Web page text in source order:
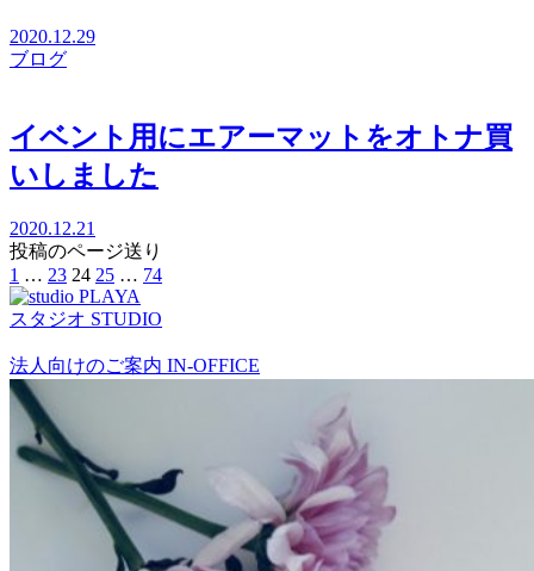
2020.12.29
ブログ
イベント用にエアーマットをオトナ買
いしました
2020.12.21
投稿のページ送り
1 … 23 24 25 … 74
スタジオ STUDIO
法人向けのご案内 IN-OFFICE